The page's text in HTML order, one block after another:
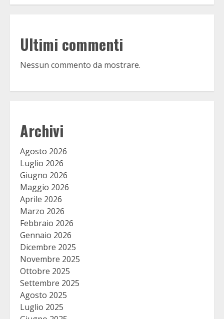
Ultimi commenti
Nessun commento da mostrare.
Archivi
Agosto 2026
Luglio 2026
Giugno 2026
Maggio 2026
Aprile 2026
Marzo 2026
Febbraio 2026
Gennaio 2026
Dicembre 2025
Novembre 2025
Ottobre 2025
Settembre 2025
Agosto 2025
Luglio 2025